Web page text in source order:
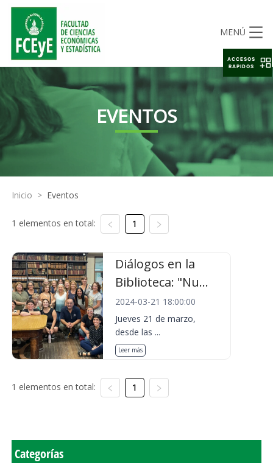
MENÚ
EVENTOS
Inicio > Eventos
1 elementos en total: 1
Diálogos en la
Biblioteca: "Nu...
2024-03-21 18:00:00
Jueves 21 de marzo,
desde las ...
Leer más
1 elementos en total: 1
Categorías
ACCESOS
RAPIDOS